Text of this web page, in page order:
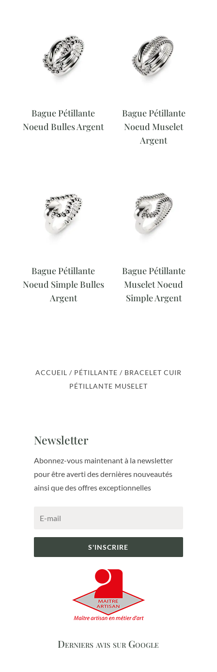
Bague Pétillante
Noeud Bulles Argent
Bague Pétillante
Noeud Muselet
Argent
Bague Pétillante
Noeud Simple Bulles
Argent
Bague Pétillante
Muselet Noeud
Simple Argent
ACCUEIL / PÉTILLANTE / BRACELET CUIR
PÉTILLANTE MUSELET
Newsletter
Abonnez-vous maintenant à la newsletter
pour être averti des dernières nouveautés
ainsi que des offres exceptionnelles
S'INSCRIRE
Derniers avis sur Google